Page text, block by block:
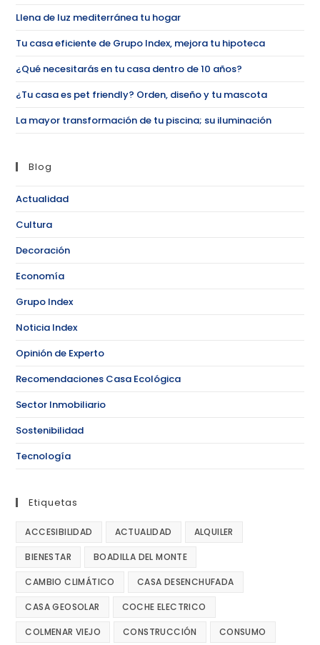
Llena de luz mediterránea tu hogar
Tu casa eficiente de Grupo Index, mejora tu hipoteca
¿Qué necesitarás en tu casa dentro de 10 años?
¿Tu casa es pet friendly? Orden, diseño y tu mascota
La mayor transformación de tu piscina; su iluminación
Blog
Actualidad
Cultura
Decoración
Economía
Grupo Index
Noticia Index
Opinión de Experto
Recomendaciones Casa Ecológica
Sector Inmobiliario
Sostenibilidad
Tecnología
Etiquetas
ACCESIBILIDAD ACTUALIDAD ALQUILER
BIENESTAR BOADILLA DEL MONTE
CAMBIO CLIMÁTICO CASA DESENCHUFADA
CASA GEOSOLAR COCHE ELECTRICO
COLMENAR VIEJO CONSTRUCCIÓN CONSUMO